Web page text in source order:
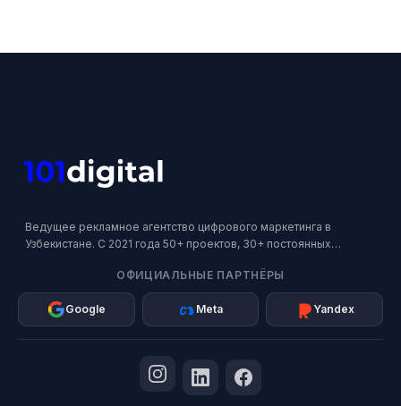
Ведущее рекламное агентство цифрового маркетинга в
Узбекистане. С 2021 года 50+ проектов, 30+ постоянных
ОФИЦИАЛЬНЫЕ ПАРТНЁРЫ
Google Meta Yandex